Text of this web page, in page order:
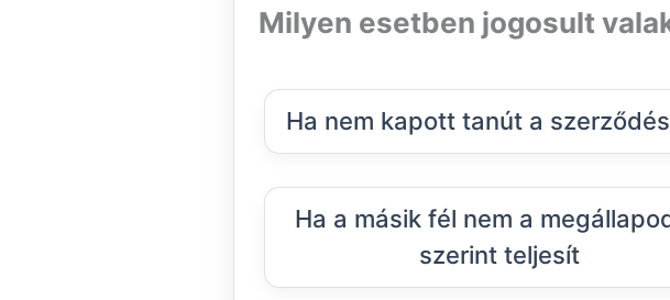
Milyen esetben jogosult
Ha nem kapott tanút a
Ha a másik fél nem a
szerint teljesít